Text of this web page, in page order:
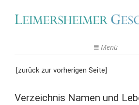
Menü
[zurück zur vorherigen Seite]
Verzeichnis Namen und